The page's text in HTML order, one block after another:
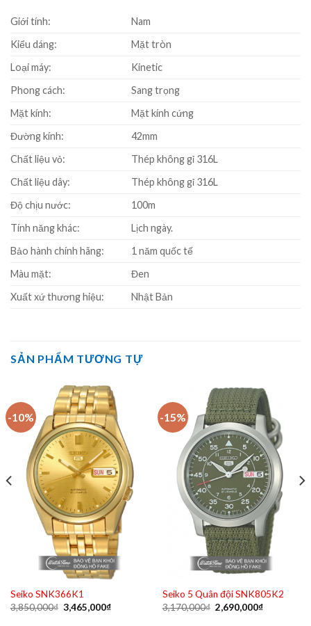
Giới tính:
Nam
Kiểu dáng:
Mặt tròn
Loại máy:
Kinetic
Phong cách:
Sang trọng
Mặt kính:
Mặt kính cứng
Đường kính:
42mm
Chất liệu vỏ:
Thép không gỉ 316L
Chất liệu dây:
Thép không gỉ 316L
Độ chịu nước:
100m
Tính năng khác:
Lịch ngày.
Bảo hành chính hãng:
1 năm quốc tế
Màu mặt:
Đen
Xuất xứ thương hiệu:
Nhật Bản
SẢN PHẨM TƯƠNG TỰ
-10%
Seiko SNK366K1
3,850,000₫ Original
price
3,465,000₫Current
-15%
Seiko 5 Quân đội SNK805K2
3,170,000₫ Original
price
2,690,000₫Current